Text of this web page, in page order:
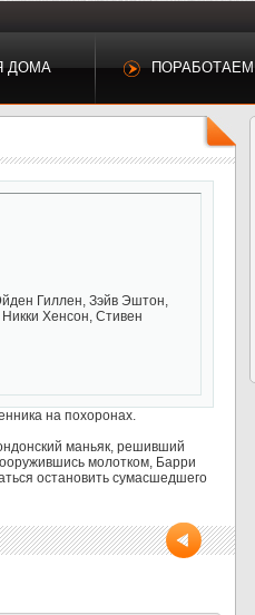
ДОМА ПОРАБОТАЕМ
Гиллен, Зэйв Эштон,
Хенсон, Стивен
на похоронах.
маньяк, решивший
молотком, Барри
остановить сумасшедшего